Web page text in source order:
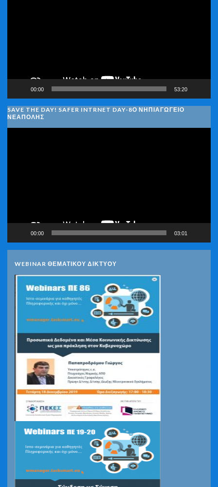
00:00 53:20
SAVE THE DAY! SAFER INTRNET DAY-8Ο ΝΗΠΙΑΓΩΓΕΙΟ
ΝΕΑΠΟΛΗΣ
00:00 03:01
WEBINAR ΘΕΜΑΤΙΚΟΥ ΔΙΚΤΥΟΥ